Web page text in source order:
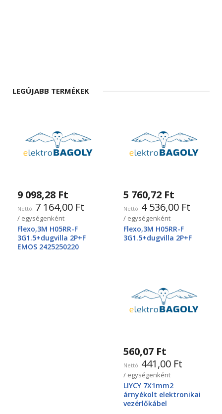
LEGÚJABB TERMÉKEK
9 098,28 Ft
7 164,00 Ft
/ egységenként
Flexo,3M H05RR-F
3G1.5+dugvilla 2P+F
EMOS 2425250220
5 760,72 Ft
4 536,00 Ft
/ egységenként
Flexo,3M H05RR-F
3G1.5+dugvilla 2P+F
560,07 Ft
441,00 Ft
/ egységenként
LIYCY 7X1mm2
árnyékolt elektronikai
vezérlőkábel